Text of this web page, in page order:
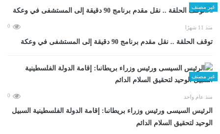
غير مصنف
منذ 11 شهرًا 0
توقف الحلقة .. نقل مقدم برنامج 90 دقيقة إلى المستشفى في وعكة
غير مصنف
منذ عام واحد 0
الرئيس السيسى ورئيس وزراء بريطانىا: إقامة الدولة الفلسطينية السبيل
الوحيد لتحقيق السلام الدائم